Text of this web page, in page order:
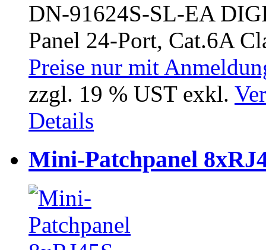
DN-91624S-SL-EA
Panel 24-Port, Cat.6A
Preise nur mit
zzgl. 19 % UST exkl.
Details
Mini-Patchpanel